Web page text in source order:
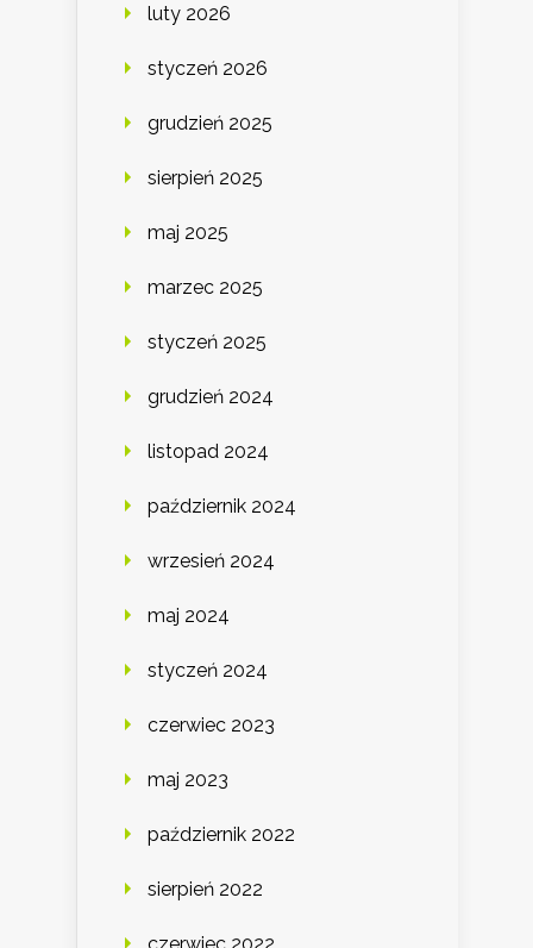
luty 2026
styczeń 2026
grudzień 2025
sierpień 2025
maj 2025
marzec 2025
styczeń 2025
grudzień 2024
listopad 2024
październik 2024
wrzesień 2024
maj 2024
styczeń 2024
czerwiec 2023
maj 2023
październik 2022
sierpień 2022